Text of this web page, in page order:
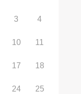
3 4
10 11
17 18
24 25